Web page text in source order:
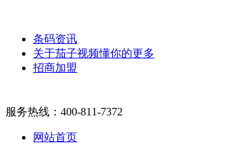
条码资讯
关于茄子视频懂你的更多
招商加盟
服务热线： 400-811-7372
网站首页